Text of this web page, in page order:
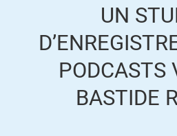
UN
PODCASTS
BASTIDE